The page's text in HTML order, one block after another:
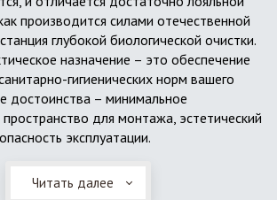
производится силами отечественной
глубокой биологической очистки.
назначение – это обеспечение
гигиенических норм вашего
достоинства – минимальное
для монтажа, эстетический
эксплуатации.
Читать далее